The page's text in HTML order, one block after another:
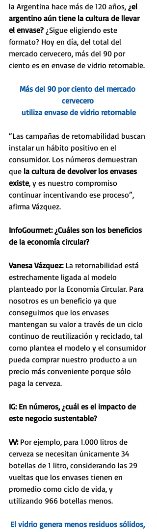
la Argentina hace más de 120 años, ¿el
argentino aún tiene la cultura de llevar
el envase? ¿Sigue eligiendo este
formato? Hoy en día, del total del
mercado cervecero, más del 90 por
ciento es en envase de vidrio retornable.
Más del 90 por ciento del mercado
cervecero
utiliza envase de vidrio retornable
“Las campañas de retornabilidad buscan
instalar un hábito positivo en el
consumidor. Los números demuestran
que la cultura de devolver los envases
existe, y es nuestro compromiso
continuar incentivando ese proceso”,
afirma Vázquez.
InfoGourmet: ¿Cuáles son los beneficios
de la economía circular?
Vanesa Vázquez: La retornabilidad está
estrechamente ligada al modelo
planteado por la Economía Circular. Para
nosotros es un beneficio ya que
conseguimos que los envases
mantengan su valor a través de un ciclo
continuo de reutilización y reciclado, tal
como plantea el modelo y el consumidor
pueda comprar nuestro producto a un
precio más conveniente porque sólo
paga la cerveza.
IG: En números, ¿cuál es el impacto de
este negocio sustentable?
VV: Por ejemplo, para 1.000 litros de
cerveza se necesitan únicamente 34
botellas de 1 litro, considerando las 29
vueltas que los envases tienen en
promedio como ciclo de vida, y
utilizando 966 botellas menos.
El vidrio genera menos residuos sólidos,